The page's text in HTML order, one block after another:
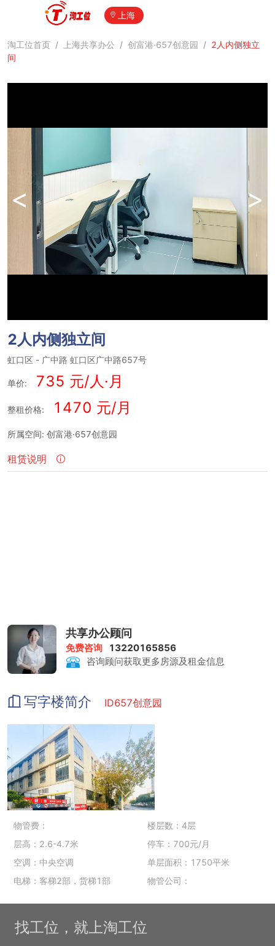
上海
淘工位首页 / 上海共享办公 / 创富港·657创意园 / 2人内侧独立
间
< >
2人内侧独立间
虹口区 - 广中路 虹口区广中路657号
单价: 735 元/人·月
整租价格: 1470 元/月
所属空间: 创富港·657创意园
租赁说明
共享办公顾问
免费咨询
13220165856
咨询顾问获取更多房源及租金信息
写字楼简介 ID657创意园
物管费：
层高：2.6-4.7米
空调：中央空调
电梯：客梯2部，货梯1部
楼层数：4层
停车：700元/月
单层面积：1750平米
物管公司：
找工位，就上淘工位